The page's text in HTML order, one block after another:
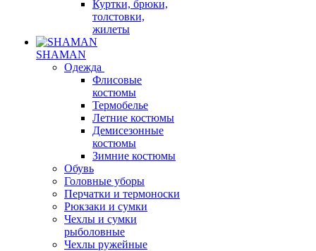
Куртки, брюки,
толстовки,
жилеты
SHAMAN
Одежда
Флисовые
костюмы
Термобелье
Летние костюмы
Демисезонные
костюмы
Зимние костюмы
Обувь
Головные уборы
Перчатки и термоноски
Рюкзаки и сумки
Чехлы и сумки
рыболовные
Чехлы ружейные